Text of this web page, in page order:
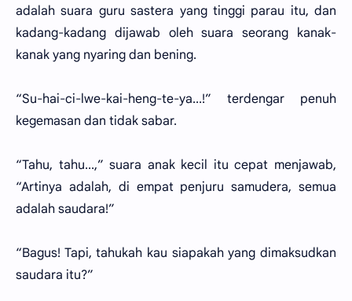
adalah suara guru sastera yang tinggi parau itu, dan
kadang-kadang dijawab oleh suara seorang kanak-
kanak yang nyaring dan bening.
“Su-hai-ci-lwe-kai-heng-te-ya...!” terdengar penuh
kegemasan dan tidak sabar.
“Tahu, tahu...,” suara anak kecil itu cepat menjawab,
“Artinya adalah, di empat penjuru samudera, semua
adalah saudara!”
“Bagus! Tapi, tahukah kau siapakah yang dimaksudkan
saudara itu?”